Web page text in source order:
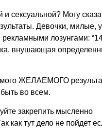
сексуальной? Могу
Девочки, милые,
лозунгами:
внушающая
ЖЕЛАЕМОГО
во всем.
закрепить мысленно
как тут дело не пойдет